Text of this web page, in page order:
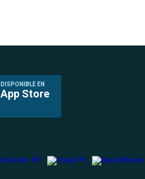
DISPONIBLE EN
App Store